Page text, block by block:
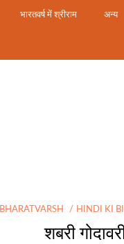
भारतवर्ष में श्रीराम अन्य
BHARATVARSH HINDI KI
शबरी